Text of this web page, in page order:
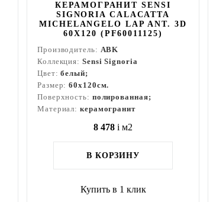
КЕРАМОГРАНИТ SENSI
SIGNORIA CALACATTA
MICHELANGELO LAP ANT. 3D
60X120 (PF60011125)
Производитель: ABK
Коллекция: Sensi Signoria
Цвет:белый;
Размер:60x120см.
Поверхность: полированная;
Материал: керамогранит
8 478 i м2
В КОРЗИНУ
Купить в 1 клик